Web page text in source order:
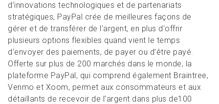
d’innovations technologiques et de partenariats
stratégiques, PayPal crée de meilleures façons de
gérer et de transférer de l’argent, en plus d'offrir
plusieurs options flexibles quand vient le temps
d’envoyer des paiements, de payer ou d’être payé.
Offerte sur plus de 200 marchés dans le monde, la
plateforme PayPal, qui comprend également Braintree,
Venmo et Xoom, permet aux consommateurs et aux
détaillants de recevoir de l’argent dans plus de100